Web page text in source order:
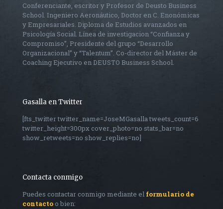
Conferenciante, escritor y Profesor de Deusto Business
School. Ingeniero Aeronáutico, Doctor en C. Enonómicas
y Empresariales. Diploma de Estudios avanzados en
Psicología Social. Línea de investigacion “Confianza y
Compromiso”, Presidente del grupo “Desarrollo
Organizacional” y “Talentum”. Co-director del Máster de
Coaching Ejecutivo en DEUSTO Business School.
Gasalla en Twitter
[fts_twitter twitter_name=JoseMGasalla tweets_count=6
twitter_height=300px cover_photo=no stats_bar=no
show_retweets=no show_replies=no]
Contacta conmigo
Puedes contactar conmigo mediante el formulario de
contacto o bien: